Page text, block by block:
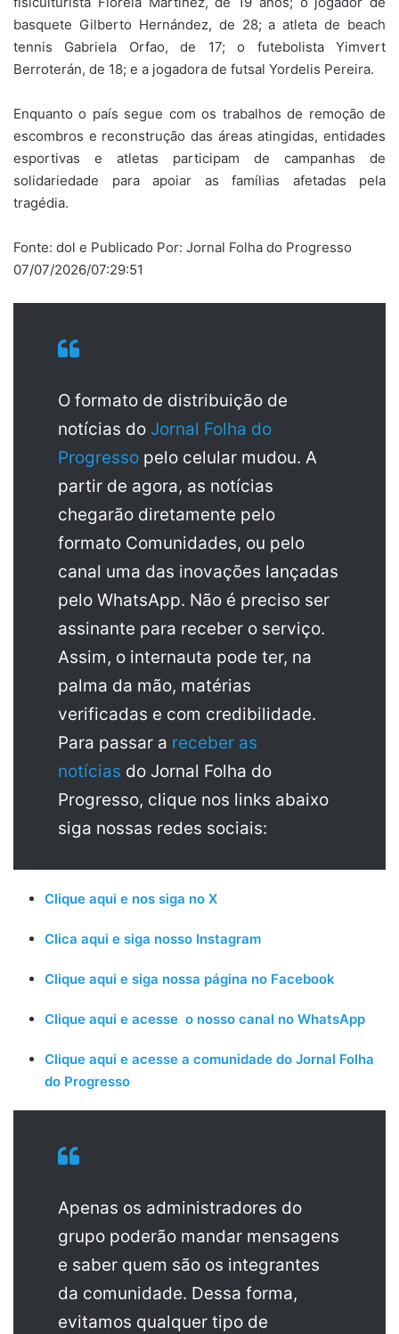
basquete Gilberto Hernández, de 28; a atleta de beach
tennis Gabriela Orfao, de 17; o futebolista Yimvert
Berroterán, de 18; e a jogadora de futsal Yordelis Pereira.
Enquanto o país segue com os trabalhos de remoção de
escombros e reconstrução das áreas atingidas, entidades
esportivas e atletas participam de campanhas de
solidariedade para apoiar as famílias afetadas pela
tragédia.
Fonte: dol e Publicado Por: Jornal Folha do Progresso
07/07/2026/07:29:51
O formato de distribuição de
notícias do Jornal Folha do
Progresso pelo celular mudou. A
partir de agora, as notícias
chegarão diretamente pelo
formato Comunidades, ou pelo
canal uma das inovações lançadas
pelo WhatsApp. Não é preciso ser
assinante para receber o serviço.
Assim, o internauta pode ter, na
palma da mão, matérias
verificadas e com credibilidade.
Para passar a receber as
notícias do Jornal Folha do
Progresso, clique nos links abaixo
siga nossas redes sociais:
Clique aqui e nos siga no X
Clica aqui e siga nosso Instagram
Clique aqui e siga nossa página no Facebook
Clique aqui e acesse o nosso canal no WhatsApp
Clique aqui e acesse a comunidade do Jornal Folha
do Progresso
Apenas os administradores do
grupo poderão mandar mensagens
e saber quem são os integrantes
da comunidade. Dessa forma,
evitamos qualquer tipo de